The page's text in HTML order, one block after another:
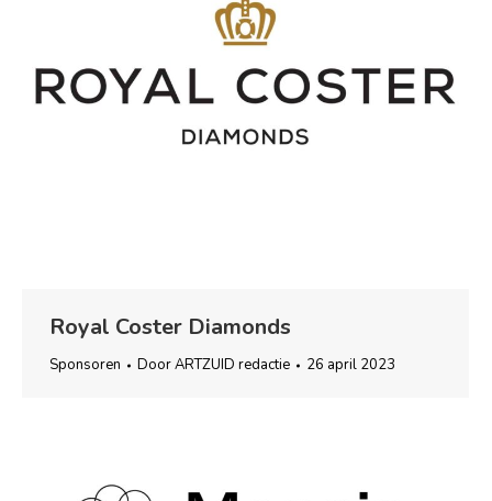
Royal Coster Diamonds
Sponsoren DoorARTZUID redactie 26 april 2023